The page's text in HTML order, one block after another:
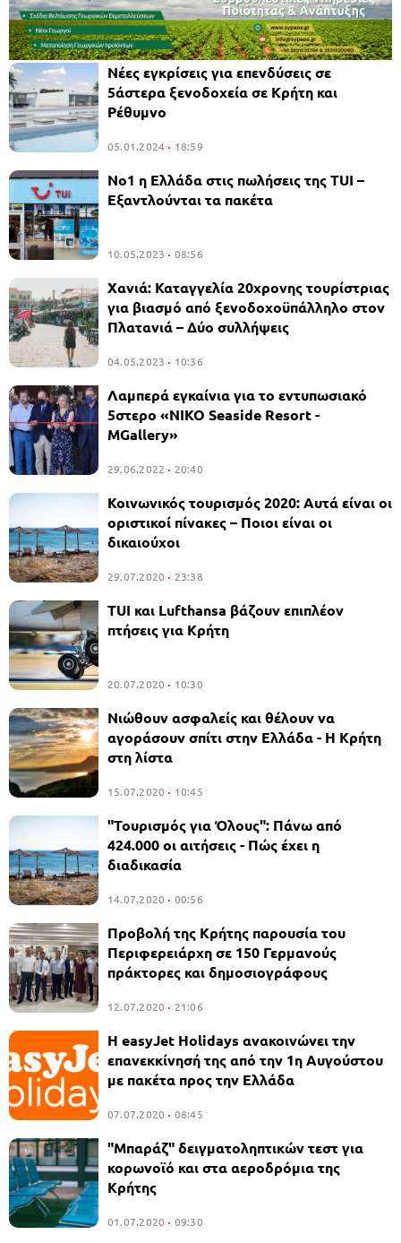
Νέες εγκρίσεις για επενδύσεις σε
5άστερα ξενοδοχεία σε Κρήτη και
Ρέθυμνο
05.01.2024 18:59
No1 η Ελλάδα στις πωλήσεις της TUI –
Εξαντλούνται τα πακέτα
10.05.2023 08:56
Χανιά: Καταγγελία 20χρονης τουρίστριας
για βιασμό από ξενοδοχοϋπάλληλο στον
Πλατανιά – Δύο συλλήψεις
04.05.2023 10:36
Λαμπερά εγκαίνια για το εντυπωσιακό
5στερο «ΝΙΚΟ Seaside Resort -
MGallery»
29.06.2022 20:40
Κοινωνικός τουρισμός 2020: Αυτά είναι οι
οριστικοί πίνακες – Ποιοι είναι οι
δικαιούχοι
29.07.2020 23:38
TUI και Lufthansa βάζουν επιπλέον
πτήσεις για Κρήτη
20.07.2020 10:30
Νιώθουν ασφαλείς και θέλουν να
αγοράσουν σπίτι στην Ελλάδα - Η Κρήτη
στη λίστα
15.07.2020 10:45
"Τουρισμός για Όλους": Πάνω από
424.000 οι αιτήσεις - Πώς έχει η
διαδικασία
14.07.2020 00:56
Προβολή της Κρήτης παρουσία του
Περιφερειάρχη σε 150 Γερμανούς
πράκτορες και δημοσιογράφους
12.07.2020 21:06
Η easyJet Holidays ανακοινώνει την
επανεκκίνησή της από την 1η Αυγούστου
με πακέτα προς την Ελλάδα
07.07.2020 08:45
"Μπαράζ" δειγματοληπτικών τεστ για
κορωνοϊό και στα αεροδρόμια της
Κρήτης
01.07.2020 09:30